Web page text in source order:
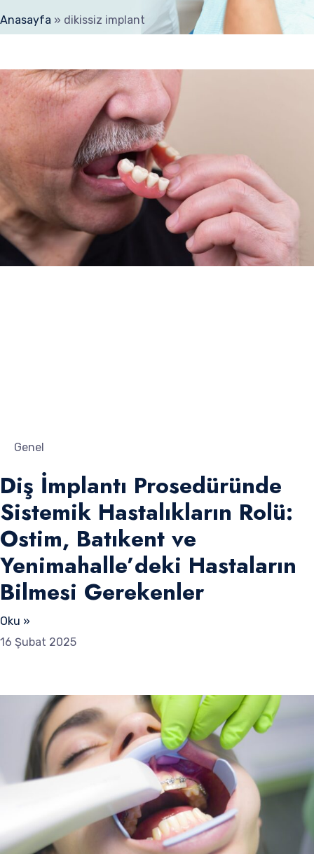
Anasayfa » dikissiz implant
Genel
Diş İmplantı Prosedüründe
Sistemik Hastalıkların Rolü:
Ostim, Batıkent ve
Yenimahalle’deki Hastaların
Bilmesi Gerekenler
Oku »
16 Şubat 2025